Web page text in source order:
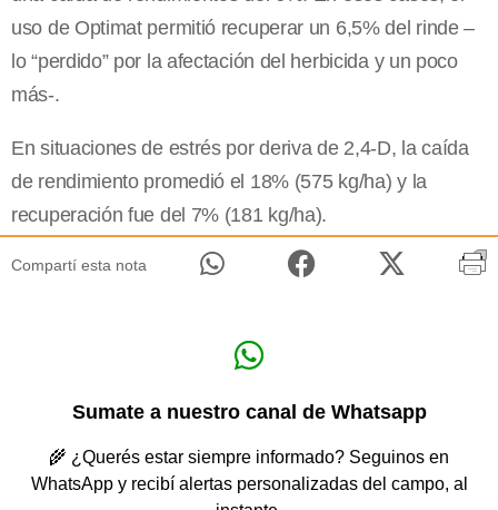
uso de Optimat permitió recuperar un 6,5% del rinde –
lo “perdido” por la afectación del herbicida y un poco
más-.
En situaciones de estrés por deriva de 2,4-D, la caída
de rendimiento promedió el 18% (575 kg/ha) y la
recuperación fue del 7% (181 kg/ha).
Compartí esta nota
Sumate a nuestro canal de Whatsapp
🌾 ¿Querés estar siempre informado? Seguinos en
WhatsApp y recibí alertas personalizadas del campo, al